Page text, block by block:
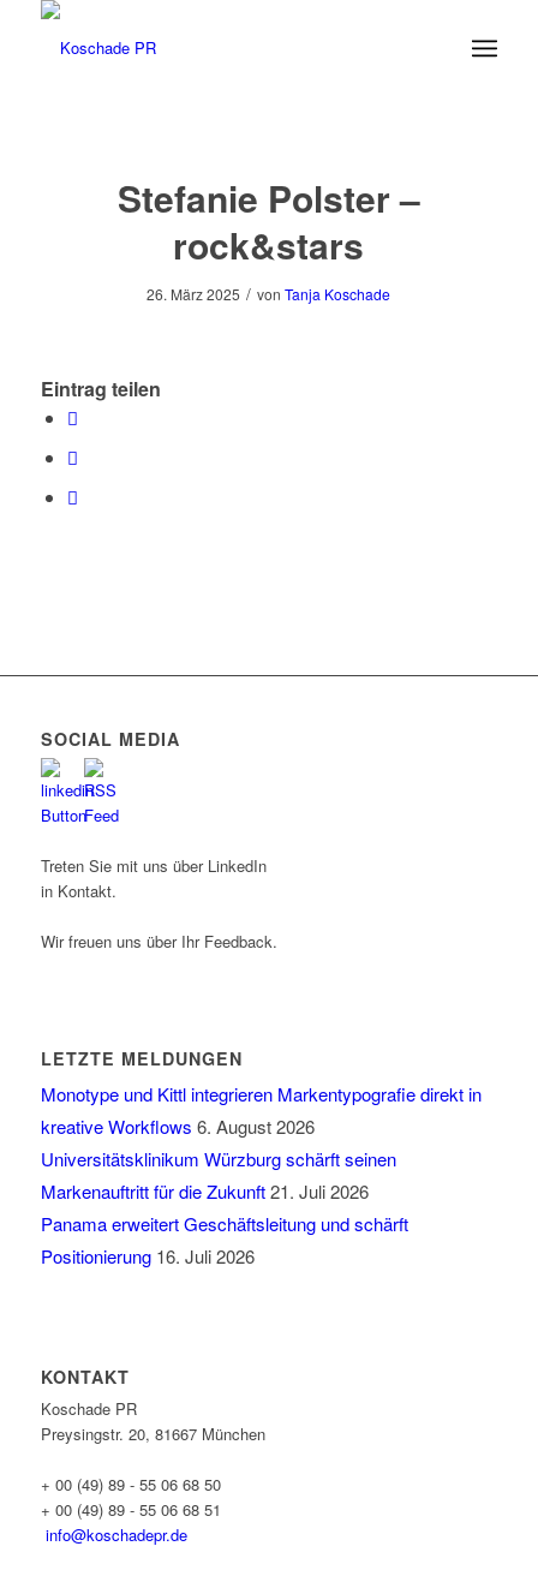
Stefanie Polster –
rock&stars
26. März 2025 / vonTanja Koschade
Eintrag teilen
SOCIAL MEDIA
Treten Sie mit uns über LinkedIn
in Kontakt.
Wir freuen uns über Ihr Feedback.
LETZTE MELDUNGEN
Monotype und Kittl integrieren Markentypografie direkt in
kreative Workflows 6. August 2026
Universitätsklinikum Würzburg schärft seinen
Markenauftritt für die Zukunft 21. Juli 2026
Panama erweitert Geschäftsleitung und schärft
Positionierung 16. Juli 2026
KONTAKT
Koschade PR
Preysingstr. 20, 81667 München
+ 00 (49) 89 - 55 06 68 50
+ 00 (49) 89 - 55 06 68 51
info@koschadepr.de